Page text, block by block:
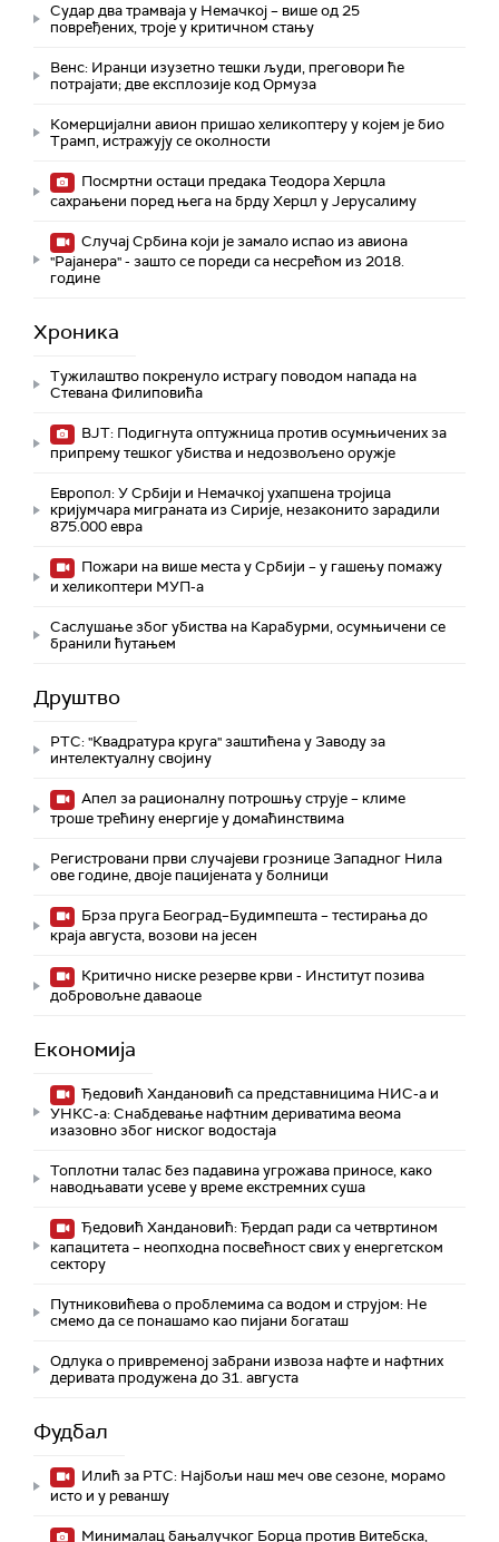
Судар два трамваја у Немачкој – више од 25
повређених, троје у критичном стању
Венс: Иранци изузетно тешки људи, преговори ће
потрајати; две експлозије код Ормуза
Комерцијални авион пришао хеликоптеру у којем је био
Трамп, истражују се околности
Посмртни остаци предака Теодора Херцла
сахрањени поред њега на брду Херцл у Јерусалиму
Случај Србина који је замало испао из авиона
"Рајанера" - зашто се пореди са несрећом из 2018.
године
Хроника
Тужилаштво покренуло истрагу поводом напада на
Стевана Филиповића
ВЈТ: Подигнута оптужница против осумњичених за
припрему тешког убиства и недозвољено оружје
Европол: У Србији и Немачкој ухапшена тројица
кријумчара миграната из Сирије, незаконито зарадили
875.000 евра
Пожари на више места у Србији – у гашењу помажу
и хеликоптери МУП-а
Саслушање због убиства на Карабурми, осумњичени се
бранили ћутањем
Друштво
РТС: "Квадратура круга" заштићена у Заводу за
интелектуалну својину
Апел за рационалну потрошњу струје – климе
троше трећину енергије у домаћинствима
Регистровани први случајеви грознице Западног Нила
ове године, двоје пацијената у болници
Брза пруга Београд–Будимпешта – тестирања до
краја августа, возови на јесен
Критично ниске резерве крви - Институт позива
добровољне даваоце
Економија
Ђедовић Хандановић са представницима НИС-а и
УНКС-а: Снабдевање нафтним дериватима веома
изазовно због ниског водостаја
Топлотни талас без падавина угрожава приносе, како
наводњавати усеве у време екстремних суша
Ђедовић Хандановић: Ђердап ради са четвртином
капацитета – неопходна посвећност свих у енергетском
сектору
Путниковићева о проблемима са водом и струјом: Не
смемо да се понашамо као пијани богаташ
Одлука о привременој забрани извоза нафте и нафтних
деривата продужена до 31. августа
Фудбал
Илић за РТС: Најбољи наш меч ове сезоне, морамо
исто и у реваншу
Минималац бањалучког Борца против Витебска,